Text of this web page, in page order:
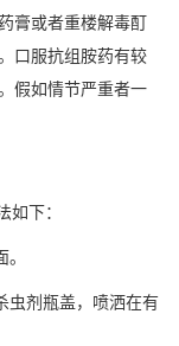
膏或者重楼解毒酊
口服抗组胺药有较
假如情节严重者一
下：
虫剂瓶盖，喷洒在有